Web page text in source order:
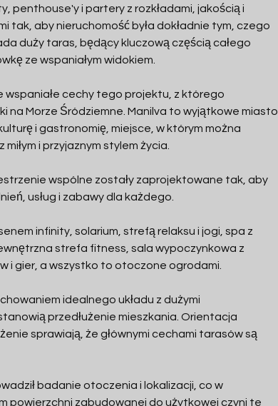
penthouse'y i partery z rozkładami, jakością i
tak, aby nieruchomość była dokładnie tym, czego
duży taras, będący kluczową częścią całego
ze wspaniałym widokiem.
wspaniałe cechy tego projektu, z którego
na Morze Śródziemne. Manilva to wyjątkowe miasto
i gastronomię, miejsce, w którym można
i przyjaznym stylem życia.
wspólne zostały zaprojektowane tak, aby
usług i zabawy dla każdego.
infinity, solarium, strefą relaksu i jogi, spa z
strefa fitness, sala wypoczynkowa z
i gier, a wszystko to otoczone ogrodami.
idealnego układu z dużymi
przedłużenie mieszkania. Orientacja
sprawiają, że głównymi cechami tarasów są
badanie otoczenia i lokalizacji, co w
powierzchni zabudowanej do użytkowej czyni te